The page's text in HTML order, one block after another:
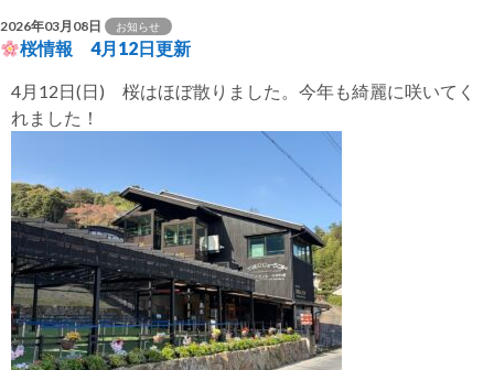
2026年03月08日 お知らせ
桜情報 4月12日更新
4月12日(日) 桜はほぼ散りました。今年も綺麗に咲いてく
れました！